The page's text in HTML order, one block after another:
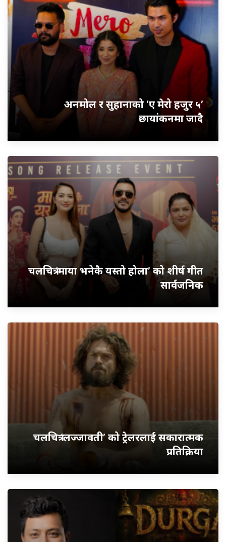
अनमोल र सुहानाको ‘ए मेरो हजुर ५’
छायांकनमा जादै
चलचित्र ‘माया भनेकै यस्तो होला’ को शीर्ष गीत
सार्वजनिक
चलचित्र ‘लज्जावती’ को ट्रेलरलाई सकारात्मक
प्रतिक्रिया